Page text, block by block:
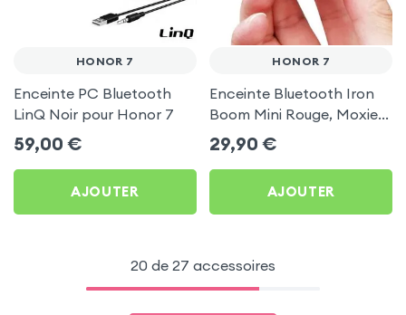
HONOR 7
Enceinte PC Bluetooth
LinQ Noir pour Honor 7
59,00 €
AJOUTER
HONOR 7
Enceinte Bluetooth Iron
Boom Mini Rouge, Moxie
pour Honor 7
29,90 €
AJOUTER
20 de 27 accessoires